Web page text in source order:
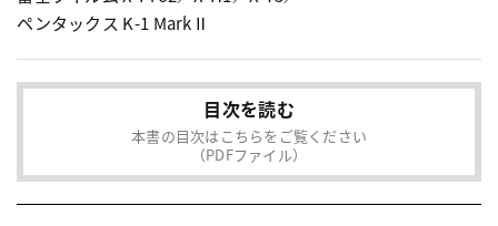
ペンタックス K-1 MarkⅡ
目次を読む
本書の目次はこちらをご覧ください
（PDFファイル）